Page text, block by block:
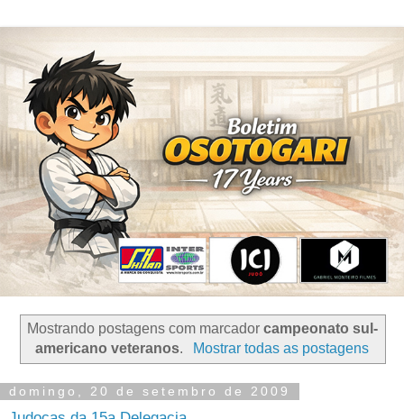
Mostrando postagens com marcador campeonato sul-
americano veteranos. Mostrar todas as postagens
domingo, 20 de setembro de 2009